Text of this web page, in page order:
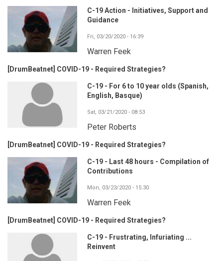
C-19 Action - Initiatives, Support and
Guidance
Fri, 03/20/2020 - 16:39
Warren Feek
[DrumBeatnet] COVID-19 - Required Strategies?
C-19 - For 6 to 10 year olds (Spanish,
English, Basque)
Sat, 03/21/2020 - 08:53
Peter Roberts
[DrumBeatnet] COVID-19 - Required Strategies?
C-19 - Last 48 hours - Compilation of
Contributions
Mon, 03/23/2020 - 15:30
Warren Feek
[DrumBeatnet] COVID-19 - Required Strategies?
C-19 - Frustrating, Infuriating ...
Reinvent